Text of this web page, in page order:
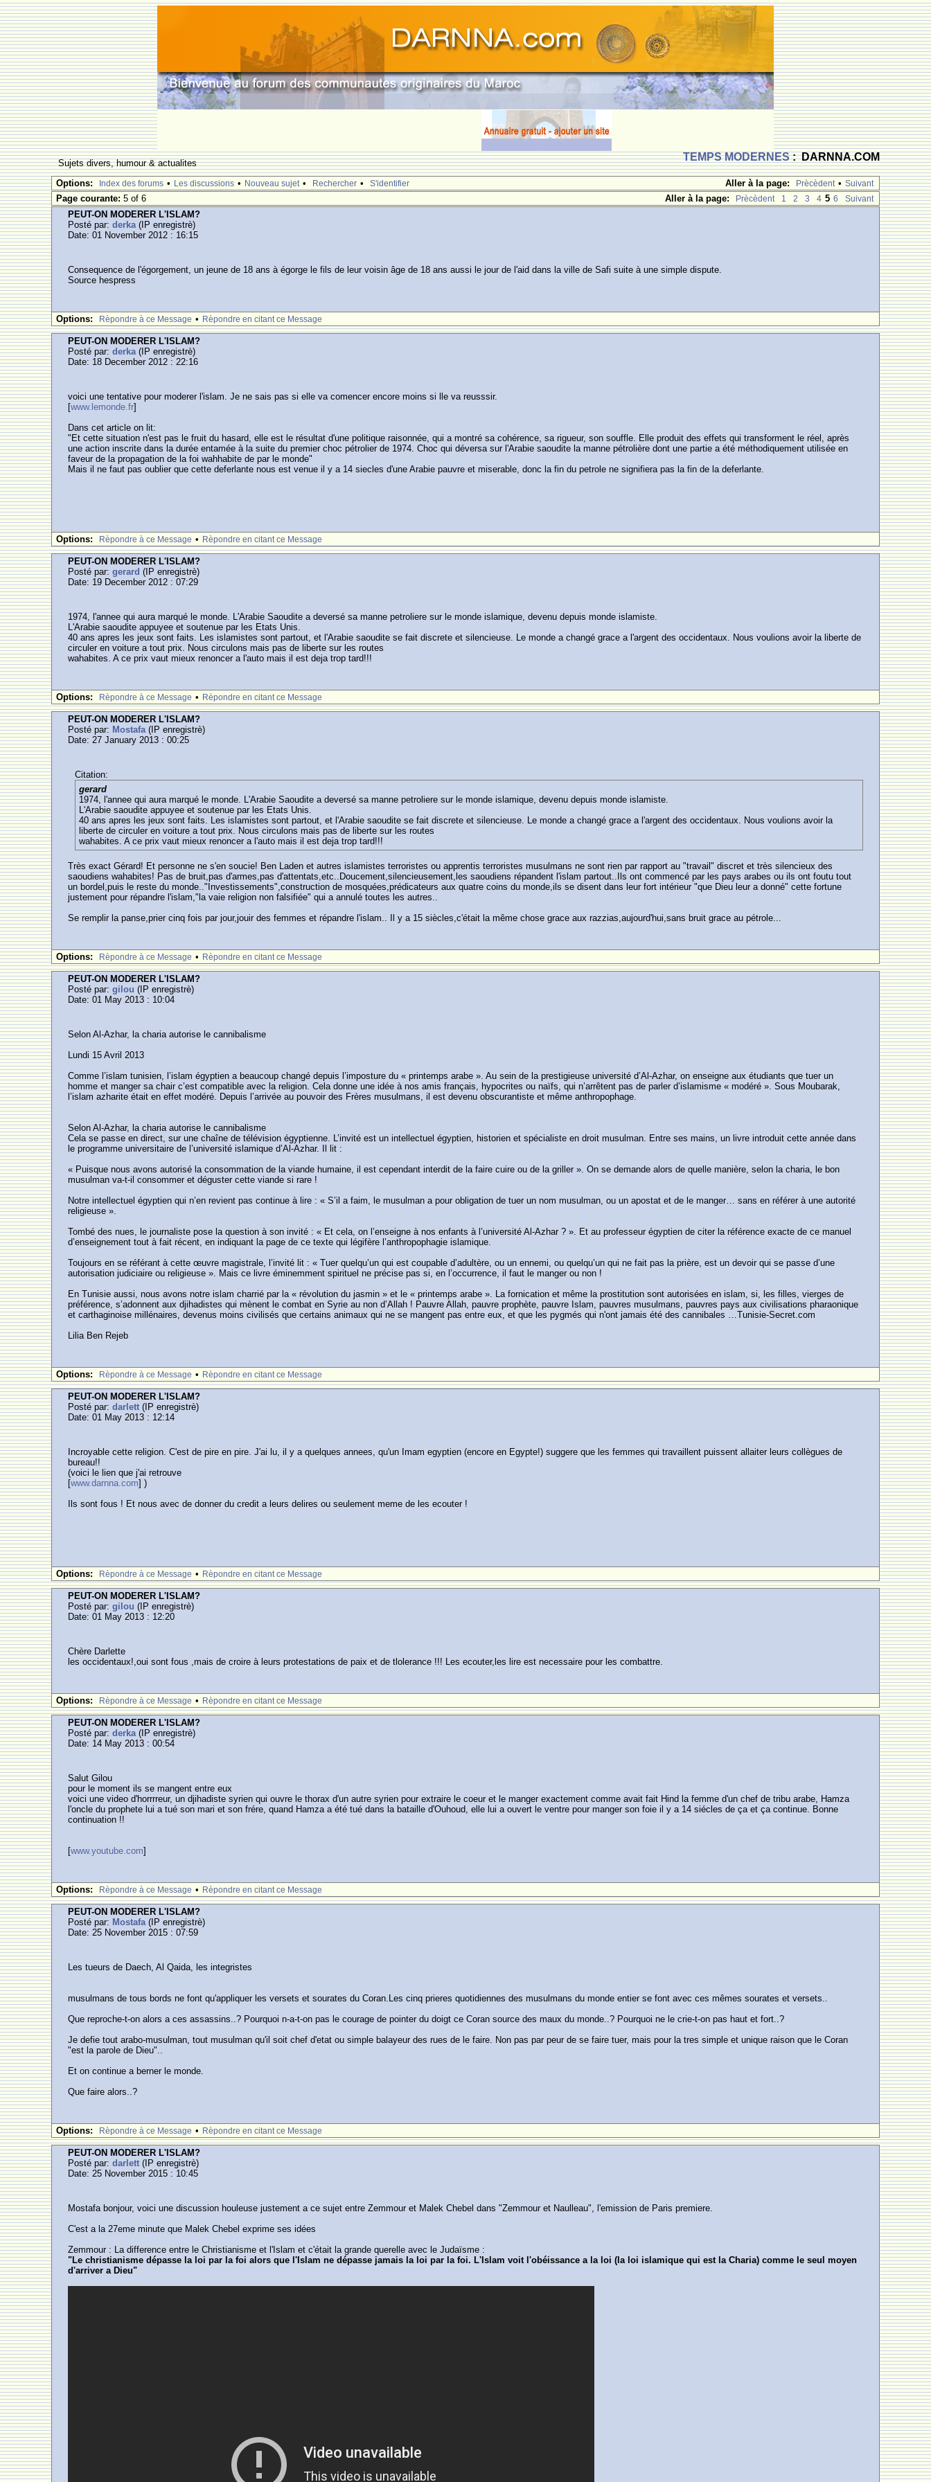
TEMPS MODERNES: DARNNA.COM
Sujets divers, humour & actualites
Aller à la page:
Prècèdent • Suivant
Options: Index des forums • Les discussions • Nouveau sujet • Rechercher • S'identifier
Aller à la page: Prècèdent 1 2 3 4 5 6 Suivant
Page courante:5 of 6
PEUT-ON MODERER L'ISLAM?
Posté par:derka(IP enregistrè)
Date: 01 November 2012 : 16:15
Consequence de l'égorgement, un jeune de 18 ans à égorge le fils de leur voisin âge de 18 ans aussi le jour de l'aid dans la ville de Safi suite à une simple dispute.
Source hespress
Options: Rèpondre à ce Message • Rèpondre en citant ce Message
PEUT-ON MODERER L'ISLAM?
Posté par:derka(IP enregistrè)
Date: 18 December 2012 : 22:16
voici une tentative pour moderer l'islam. Je ne sais pas si elle va comencer encore moins si lle va reusssir.
[www.lemonde.fr]
Dans cet article on lit:
"Et cette situation n'est pas le fruit du hasard, elle est le résultat d'une politique raisonnée, qui a montré sa cohérence, sa rigueur, son souffle. Elle produit des effets qui transforment le réel, après
une action inscrite dans la durée entamée à la suite du premier choc pétrolier de 1974. Choc qui déversa sur l'Arabie saoudite la manne pétrolière dont une partie a été méthodiquement utilisée en
faveur de la propagation de la foi wahhabite de par le monde"
Mais il ne faut pas oublier que cette deferlante nous est venue il y a 14 siecles d'une Arabie pauvre et miserable, donc la fin du petrole ne signifiera pas la fin de la deferlante.
Options: Rèpondre à ce Message • Rèpondre en citant ce Message
PEUT-ON MODERER L'ISLAM?
Posté par:gerard (IP enregistrè)
Date: 19 December 2012 : 07:29
1974, l'annee qui aura marqué le monde. L'Arabie Saoudite a deversé sa manne petroliere sur le monde islamique, devenu depuis monde islamiste.
L'Arabie saoudite appuyee et soutenue par les Etats Unis.
40 ans apres les jeux sont faits. Les islamistes sont partout, et l'Arabie saoudite se fait discrete et silencieuse. Le monde a changé grace a l'argent des occidentaux. Nous voulions avoir la liberte de
circuler en voiture a tout prix. Nous circulons mais pas de liberte sur les routes
wahabites. A ce prix vaut mieux renoncer a l'auto mais il est deja trop tard!!!
Options: Rèpondre à ce Message • Rèpondre en citant ce Message
PEUT-ON MODERER L'ISLAM?
Posté par: Mostafa(IP enregistrè)
Date: 27 January 2013 : 00:25
Citation:
gerard
1974, l'annee qui aura marqué le monde. L'Arabie Saoudite a deversé sa manne petroliere sur le monde islamique, devenu depuis monde islamiste.
L'Arabie saoudite appuyee et soutenue par les Etats Unis.
40 ans apres les jeux sont faits. Les islamistes sont partout, et l'Arabie saoudite se fait discrete et silencieuse. Le monde a changé grace a l'argent des occidentaux. Nous voulions avoir la
liberte de circuler en voiture a tout prix. Nous circulons mais pas de liberte sur les routes
wahabites. A ce prix vaut mieux renoncer a l'auto mais il est deja trop tard!!!
Très exact Gérard! Et personne ne s'en soucie! Ben Laden et autres islamistes terroristes ou apprentis terroristes musulmans ne sont rien par rapport au "travail" discret et très silencieux des
saoudiens wahabites! Pas de bruit,pas d'armes,pas d'attentats,etc..Doucement,silencieusement,les saoudiens répandent l'islam partout..Ils ont commencé par les pays arabes ou ils ont foutu tout
un bordel,puis le reste du monde.."Investissements",construction de mosquées,prédicateurs aux quatre coins du monde,ils se disent dans leur fort intérieur "que Dieu leur a donné" cette fortune
justement pour répandre l'islam,"la vaie religion non falsifiée" qui a annulé toutes les autres..
Se remplir la panse,prier cinq fois par jour,jouir des femmes et répandre l'islam.. Il y a 15 siècles,c'était la même chose grace aux razzias,aujourd'hui,sans bruit grace au pétrole...
Options: Rèpondre à ce Message • Rèpondre en citant ce Message
PEUT-ON MODERER L'ISLAM?
Posté par:gilou (IP enregistrè)
Date: 01 May 2013 : 10:04
Selon Al-Azhar, la charia autorise le cannibalisme
Lundi 15 Avril 2013
Comme l’islam tunisien, l’islam égyptien a beaucoup changé depuis l’imposture du « printemps arabe ». Au sein de la prestigieuse université d’Al-Azhar, on enseigne aux étudiants que tuer un
homme et manger sa chair c’est compatible avec la religion. Cela donne une idée à nos amis français, hypocrites ou naïfs, qui n’arrêtent pas de parler d’islamisme « modéré ». Sous Moubarak,
l’islam azharite était en effet modéré. Depuis l’arrivée au pouvoir des Frères musulmans, il est devenu obscurantiste et même anthropophage.
Selon Al-Azhar, la charia autorise le cannibalisme
Cela se passe en direct, sur une chaîne de télévision égyptienne. L’invité est un intellectuel égyptien, historien et spécialiste en droit musulman. Entre ses mains, un livre introduit cette année dans
le programme universitaire de l’université islamique d’Al-Azhar. Il lit :
« Puisque nous avons autorisé la consommation de la viande humaine, il est cependant interdit de la faire cuire ou de la griller ». On se demande alors de quelle manière, selon la charia, le bon
musulman va-t-il consommer et déguster cette viande si rare !
Notre intellectuel égyptien qui n’en revient pas continue à lire : « S’il a faim, le musulman a pour obligation de tuer un nom musulman, ou un apostat et de le manger… sans en référer à une autorité
religieuse ».
Tombé des nues, le journaliste pose la question à son invité : « Et cela, on l’enseigne à nos enfants à l’université Al-Azhar ? ». Et au professeur égyptien de citer la référence exacte de ce manuel
d’enseignement tout à fait récent, en indiquant la page de ce texte qui légifère l’anthropophagie islamique.
Toujours en se référant à cette œuvre magistrale, l’invité lit : « Tuer quelqu’un qui est coupable d’adultère, ou un ennemi, ou quelqu’un qui ne fait pas la prière, est un devoir qui se passe d’une
autorisation judiciaire ou religieuse ». Mais ce livre éminemment spirituel ne précise pas si, en l’occurrence, il faut le manger ou non !
En Tunisie aussi, nous avons notre islam charrié par la « révolution du jasmin » et le « printemps arabe ». La fornication et même la prostitution sont autorisées en islam, si, les filles, vierges de
préférence, s’adonnent aux djihadistes qui mènent le combat en Syrie au non d’Allah ! Pauvre Allah, pauvre prophète, pauvre Islam, pauvres musulmans, pauvres pays aux civilisations pharaonique
et carthaginoise millénaires, devenus moins civilisés que certains animaux qui ne se mangent pas entre eux, et que les pygmés qui n'ont jamais été des cannibales …Tunisie-Secret.com
Lilia Ben Rejeb
Options: Rèpondre à ce Message • Rèpondre en citant ce Message
PEUT-ON MODERER L'ISLAM?
Posté par:darlett (IP enregistrè)
Date: 01 May 2013 : 12:14
Incroyable cette religion. C'est de pire en pire. J'ai lu, il y a quelques annees, qu'un Imam egyptien (encore en Egypte!) suggere que les femmes qui travaillent puissent allaiter leurs collègues de
bureau!!
(voici le lien que j'ai retrouve
[www.darnna.com] )
Ils sont fous ! Et nous avec de donner du credit a leurs delires ou seulement meme de les ecouter !
Options: Rèpondre à ce Message • Rèpondre en citant ce Message
PEUT-ON MODERER L'ISLAM?
Posté par:gilou (IP enregistrè)
Date: 01 May 2013 : 12:20
Chère Darlette
les occidentaux!,oui sont fous ,mais de croire à leurs protestations de paix et de tlolerance !!! Les ecouter,les lire est necessaire pour les combattre.
Options: Rèpondre à ce Message • Rèpondre en citant ce Message
PEUT-ON MODERER L'ISLAM?
Posté par:derka(IP enregistrè)
Date: 14 May 2013 : 00:54
Salut Gilou
pour le moment ils se mangent entre eux
voici une video d'horrrreur, un djihadiste syrien qui ouvre le thorax d'un autre syrien pour extraire le coeur et le manger exactement comme avait fait Hind la femme d'un chef de tribu arabe, Hamza
l'oncle du prophete lui a tué son mari et son frére, quand Hamza a été tué dans la bataille d'Ouhoud, elle lui a ouvert le ventre pour manger son foie il y a 14 siécles de ça et ça continue. Bonne
continuation !!
[www.youtube.com]
Options: Rèpondre à ce Message • Rèpondre en citant ce Message
PEUT-ON MODERER L'ISLAM?
Posté par: Mostafa(IP enregistrè)
Date: 25 November 2015 : 07:59
Les tueurs de Daech, Al Qaida, les integristes
musulmans de tous bords ne font qu'appliquer les versets et sourates du Coran.Les cinq prieres quotidiennes des musulmans du monde entier se font avec ces mêmes sourates et versets..
Que reproche-t-on alors a ces assassins..? Pourquoi n-a-t-on pas le courage de pointer du doigt ce Coran source des maux du monde..? Pourquoi ne le crie-t-on pas haut et fort..?
Je defie tout arabo-musulman, tout musulman qu'il soit chef d'etat ou simple balayeur des rues de le faire. Non pas par peur de se faire tuer, mais pour la tres simple et unique raison que le Coran
"est la parole de Dieu"..
Et on continue a berner le monde.
Que faire alors..?
Options: Rèpondre à ce Message • Rèpondre en citant ce Message
PEUT-ON MODERER L'ISLAM?
Posté par:darlett (IP enregistrè)
Date: 25 November 2015 : 10:45
Mostafa bonjour, voici une discussion houleuse justement a ce sujet entre Zemmour et Malek Chebel dans "Zemmour et Naulleau", l'emission de Paris premiere.
C'est a la 27eme minute que Malek Chebel exprime ses idées
Zemmour : La difference entre le Christianisme et l'Islam et c'était la grande querelle avec le Judaïsme :
"Le christianisme dépasse la loi par la foi alors que l'Islam ne dépasse jamais la loi par la foi. L'Islam voit l'obéissance a la loi (la loi islamique qui est la Charia) comme le seul moyen
d'arriver a Dieu"